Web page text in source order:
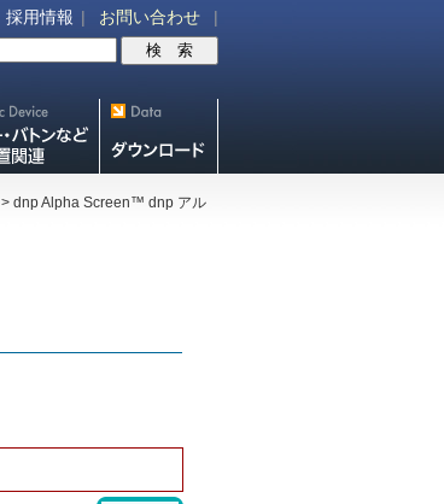
採用情報 | お問い合わせ |
スタンド等図面・取
> dnp Alpha Screen™ dnp アル